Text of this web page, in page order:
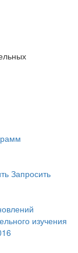
Запросить
изучения